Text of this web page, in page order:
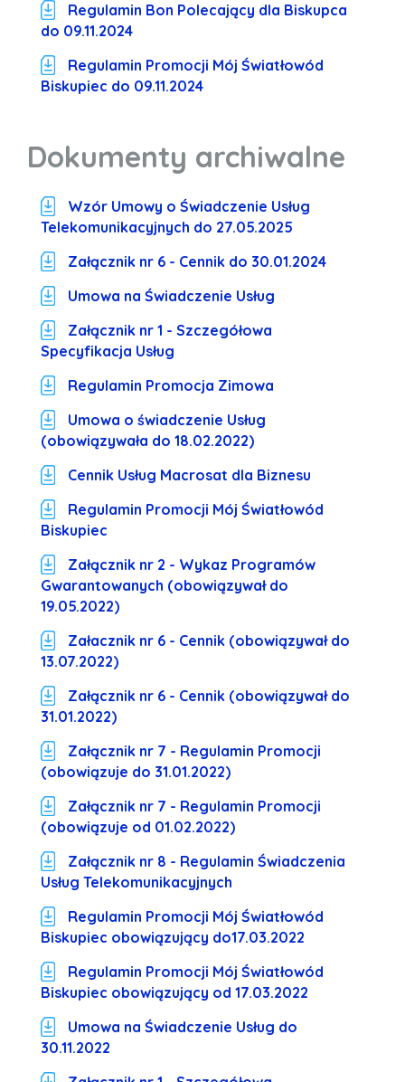
Regulamin Bon Polecający dla Biskupca
do 09.11.2024
Regulamin Promocji Mój Światłowód
Biskupiec do 09.11.2024
Dokumenty archiwalne
Wzór Umowy o Świadczenie Usług
Telekomunikacyjnych do 27.05.2025
Załącznik nr 6 - Cennik do 30.01.2024
Umowa na Świadczenie Usług
Załącznik nr 1 - Szczegółowa
Specyfikacja Usług
Regulamin Promocja Zimowa
Umowa o świadczenie Usług
(obowiązywała do 18.02.2022)
Cennik Usług Macrosat dla Biznesu
Regulamin Promocji Mój Światłowód
Biskupiec
Załącznik nr 2 - Wykaz Programów
Gwarantowanych (obowiązywał do
19.05.2022)
Załacznik nr 6 - Cennik (obowiązywał do
13.07.2022)
Załącznik nr 6 - Cennik (obowiązywał do
31.01.2022)
Załącznik nr 7 - Regulamin Promocji
(obowiązuje do 31.01.2022)
Załącznik nr 7 - Regulamin Promocji
(obowiązuje od 01.02.2022)
Załącznik nr 8 - Regulamin Świadczenia
Usług Telekomunikacyjnych
Regulamin Promocji Mój Światłowód
Biskupiec obowiązujący do17.03.2022
Regulamin Promocji Mój Światłowód
Biskupiec obowiązujący od 17.03.2022
Umowa na Świadczenie Usług do
30.11.2022